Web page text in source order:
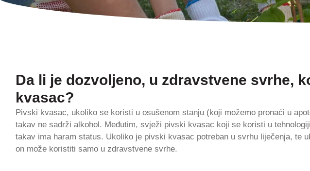
Da li je dozvoljeno, u zdravstvene svrhe,
kvasac?
Pivski kvasac, ukoliko se koristi u osušenom stanju (koji možemo pronaći u
takav ne sadrži alkohol. Međutim, svježi pivski kvasac koji se koristi u
takav ima haram status. Ukoliko je pivski kvasac potreban u svrhu liječenja, te
on može koristiti samo u zdravstvene svrhe.